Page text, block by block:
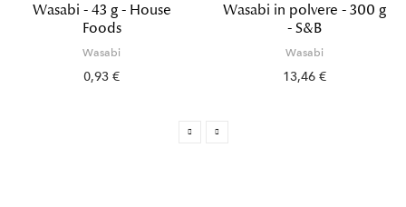
Wasabi - 43 g - House
Foods
Wasabi
0,93 €
Wasabi in polvere - 300 g
- S&B
Wasabi
13,46 €